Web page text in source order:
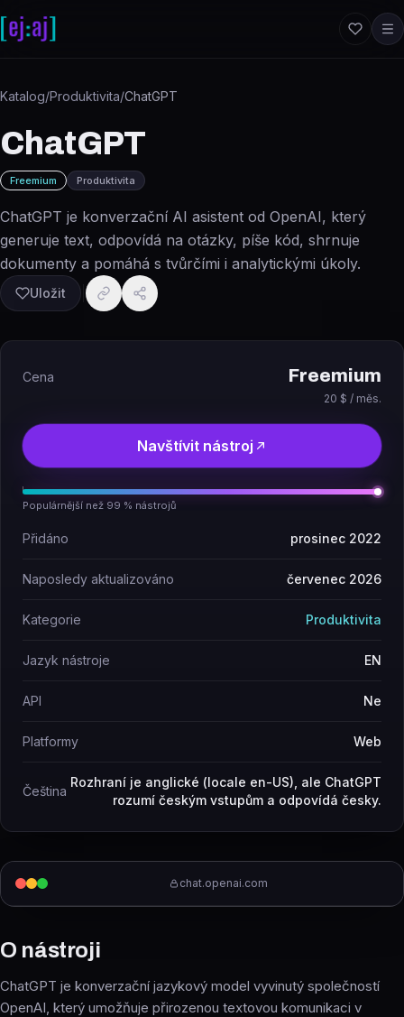
Katalog/Produktivita/ChatGPT
ChatGPT
Freemium Produktivita
ChatGPT je konverzační AI asistent od OpenAI, který
generuje text, odpovídá na otázky, píše kód, shrnuje
dokumenty a pomáhá s tvůrčími i analytickými úkoly.
Uložit
chat.openai.com
O nástroji
ChatGPT je konverzační jazykový model vyvinutý společností
OpenAI, který umožňuje přirozenou textovou komunikaci v
Cena Freemium
20 $ / měs.
Navštívit nástroj
Populárnější než 99 % nástrojů
Přidáno prosinec 2022
Naposledy aktualizováno červenec 2026
Kategorie Produktivita
Jazyk nástroje EN
API Ne
Platformy Web
Čeština
Rozhraní je anglické (locale en-US), ale ChatGPT
rozumí českým vstupům a odpovídá česky.